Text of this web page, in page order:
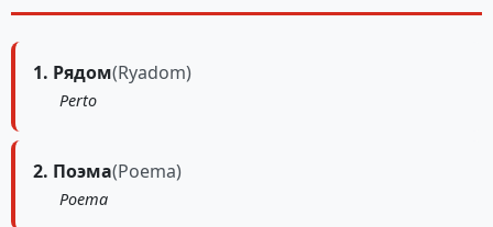
1. Рядом(Ryadom)
Perto
2. Поэма(Poema)
Poema